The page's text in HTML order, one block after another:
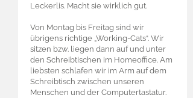
Leckerlis. Macht sie wirklich gut.
Von Montag bis Freitag sind wir
übrigens richtige „Working-Cats“. Wir
sitzen bzw. liegen dann auf und unter
den Schreibtischen im Homeoffice. Am
liebsten schlafen wir im Arm auf dem
Schreibtisch zwischen unseren
Menschen und der Computertastatur.